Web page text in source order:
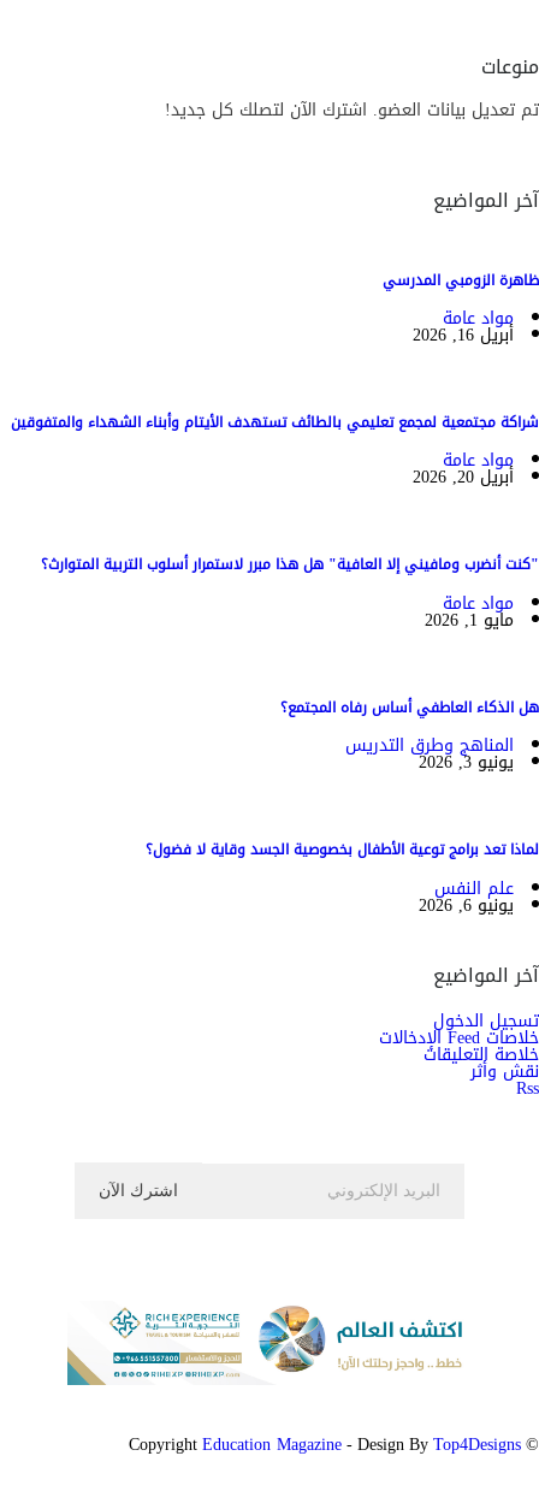
منوعات
تم تعديل بيانات العضو. اشترك الآن لتصلك كل جديد!
آخر المواضيع
ظاهرة الزومبي المدرسي
مواد عامة
أبريل 16, 2026
شراكة مجتمعية لمجمع تعليمي بالطائف تستهدف الأيتام وأبناء الشهداء والمتفوقين
مواد عامة
أبريل 20, 2026
"كنت أنضرب ومافيني إلا العافية" هل هذا مبرر لاستمرار أسلوب التربية المتوارث؟
مواد عامة
مايو 1, 2026
هل الذكاء العاطفي أساس رفاه المجتمع؟
المناهج وطرق التدريس
يونيو 3, 2026
لماذا تعد برامج توعية الأطفال بخصوصية الجسد وقاية لا فضول؟
علم النفس
يونيو 6, 2026
آخر المواضيع
تسجيل الدخول
خلاصات Feed الإدخالات
خلاصة التعليقات
نقش وأثر
Rss
© Copyright
Education Magazine - Design By Top4Designs